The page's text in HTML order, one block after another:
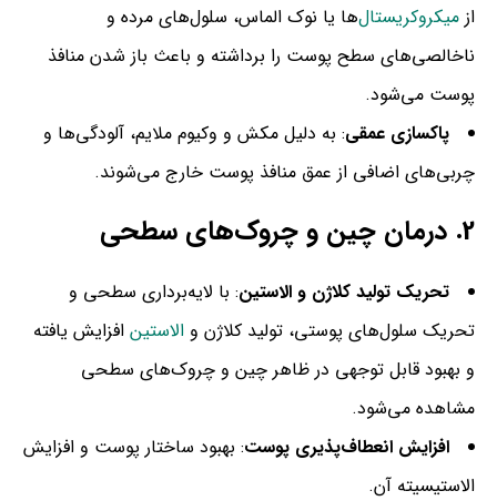
از میکروکریستال‌ها یا نوک الماس، سلول‌های مرده و
ناخالصی‌های سطح پوست را برداشته و باعث باز شدن منافذ
پوست می‌شود.
پاکسازی عمقی: به دلیل مکش و وکیوم ملایم، آلودگی‌ها و
چربی‌های اضافی از عمق منافذ پوست خارج می‌شوند.
2. درمان چین و چروک‌های سطحی
تحریک تولید کلاژن و الاستین: با لایه‌برداری سطحی و
تحریک سلول‌های پوستی، تولید کلاژن و الاستین افزایش یافته
و بهبود قابل توجهی در ظاهر چین و چروک‌های سطحی
مشاهده می‌شود.
افزایش انعطاف‌پذیری پوست: بهبود ساختار پوست و افزایش
الاستیسیته آن.